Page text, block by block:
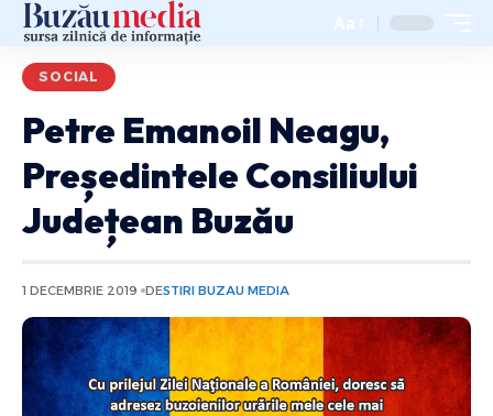
Aa
SOCIAL
Petre Emanoil Neagu,
Președintele Consiliului
Județean Buzău
1 DECEMBRIE 2019 DESTIRI BUZAU MEDIA